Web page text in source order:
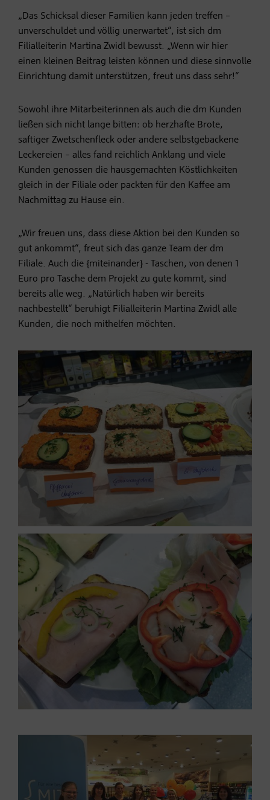
„Das Schicksal dieser Familien kann jeden treffen –
unverschuldet und völlig unerwartet“, ist sich dm
Filialleiterin Martina Zwidl bewusst. „Wenn wir hier
einen kleinen Beitrag leisten können und diese sinnvolle
Einrichtung damit unterstützen, freut uns dass sehr!“
Sowohl ihre Mitarbeiterinnen als auch die dm Kunden
ließen sich nicht lange bitten: ob herzhafte Brote,
saftiger Zwetschenfleck oder andere selbstgebackene
Leckereien – alles fand reichlich Anklang und viele
Kunden genossen die hausgemachten Köstlichkeiten
gleich in der Filiale oder packten für den Kaffee am
Nachmittag zu Hause ein.
„Wir freuen uns, dass diese Aktion bei den Kunden so
gut ankommt“, freut sich das ganze Team der dm
Filiale. Auch die {miteinander} - Taschen, von denen 1
Euro pro Tasche dem Projekt zu gute kommt, sind
bereits alle weg. „Natürlich haben wir bereits
nachbestellt“ beruhigt Filialleiterin Martina Zwidl alle
Kunden, die noch mithelfen möchten.